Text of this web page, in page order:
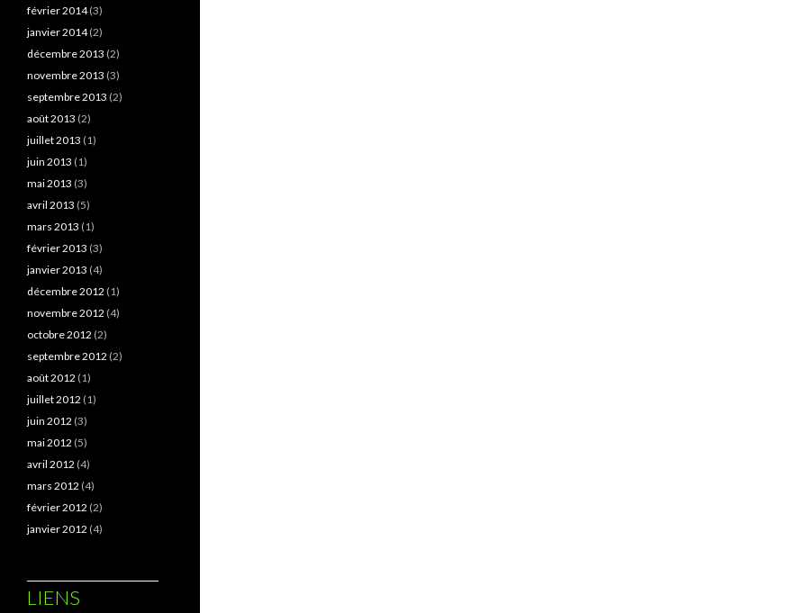
février 2014(3)
janvier 2014(2)
décembre 2013 (2)
novembre 2013 (3)
septembre 2013 (2)
août 2013 (2)
juillet 2013 (1)
juin 2013 (1)
mai 2013 (3)
avril 2013 (5)
mars 2013 (1)
février 2013 (3)
janvier 2013 (4)
décembre 2012 (1)
novembre 2012 (4)
octobre 2012 (2)
septembre 2012 (2)
août 2012 (1)
juillet 2012 (1)
juin 2012 (3)
mai 2012 (5)
avril 2012 (4)
mars 2012 (4)
février 2012 (2)
janvier 2012 (4)
LIENS